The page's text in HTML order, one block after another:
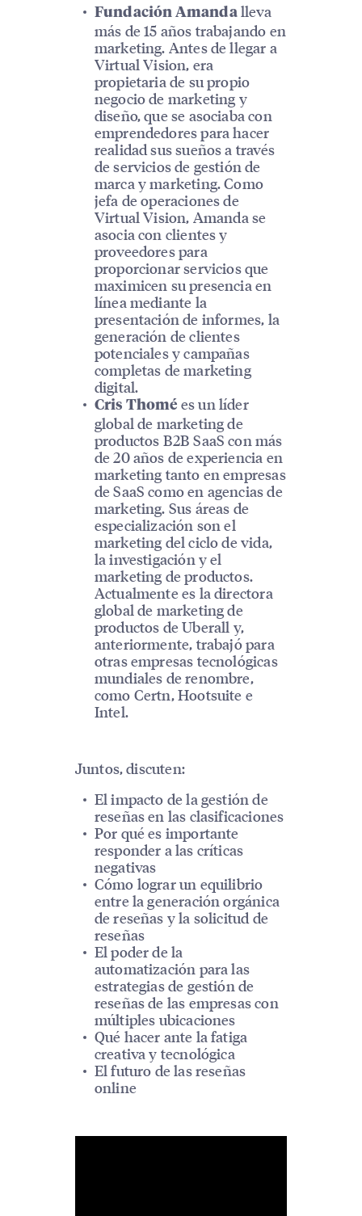
Fundación Amanda lleva
más de 15 años trabajando en
marketing. Antes de llegar a
Virtual Vision, era
propietaria de su propio
negocio de marketing y
diseño, que se asociaba con
emprendedores para hacer
realidad sus sueños a través
de servicios de gestión de
marca y marketing. Como
jefa de operaciones de
Virtual Vision, Amanda se
asocia con clientes y
proveedores para
proporcionar servicios que
maximicen su presencia en
línea mediante la
presentación de informes, la
generación de clientes
potenciales y campañas
completas de marketing
digital.
Cris Thomé es un líder
global de marketing de
productos B2B SaaS con más
de 20 años de experiencia en
marketing tanto en empresas
de SaaS como en agencias de
marketing. Sus áreas de
especialización son el
marketing del ciclo de vida,
la investigación y el
marketing de productos.
Actualmente es la directora
global de marketing de
productos de Uberall y,
anteriormente, trabajó para
otras empresas tecnológicas
mundiales de renombre,
como Certn, Hootsuite e
Intel.
Juntos, discuten:
El impacto de la gestión de
reseñas en las clasificaciones
Por qué es importante
responder a las críticas
negativas
Cómo lograr un equilibrio
entre la generación orgánica
de reseñas y la solicitud de
reseñas
El poder de la
automatización para las
estrategias de gestión de
reseñas de las empresas con
múltiples ubicaciones
Qué hacer ante la fatiga
creativa y tecnológica
El futuro de las reseñas
online